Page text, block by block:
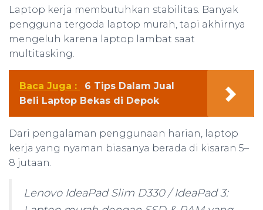
Laptop kerja membutuhkan stabilitas. Banyak
pengguna tergoda laptop murah, tapi akhirnya
mengeluh karena laptop lambat saat
multitasking.
Baca Juga :
6 Tips Dalam Jual
Beli Laptop Bekas di Depok
Dari pengalaman penggunaan harian, laptop
kerja yang nyaman biasanya berada di kisaran 5–
8 jutaan.
Lenovo IdeaPad Slim D330 / IdeaPad 3: